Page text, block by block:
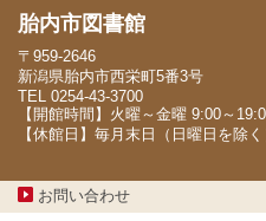
胎内市図書館
〒959-2646
新潟県胎内市西栄町5番3号
TEL 0254-43-3700
【開館時間】火曜～金曜 9:00～
【休館日】毎月末日（日曜日を除
お問い合わせ